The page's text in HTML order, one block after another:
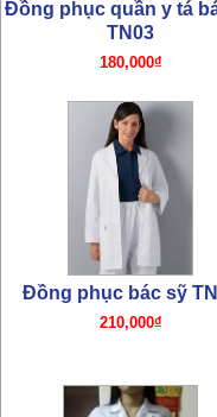
Đồng phục y tá TN01
180,000₫